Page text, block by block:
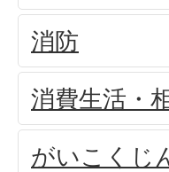
消防
消費生活・
がいこくじ